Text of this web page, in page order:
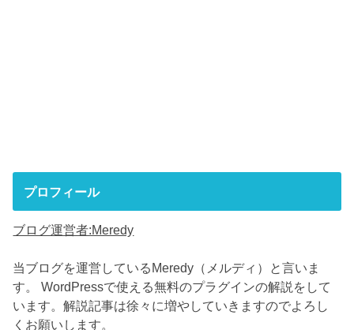
プロフィール
ブログ運営者:Meredy
当ブログを運営しているMeredy（メルディ）と言いま
す。 WordPressで使える無料のプラグインの解説をして
います。解説記事は徐々に増やしていきますのでよろし
くお願いします。